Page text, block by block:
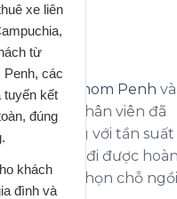
Gòn đi Phnom Penh và
đội ngũ nhân viên đã
hoạt động với tần
chuyến đi được
sớm để chọn chỗ ngồi
xe liên
từ
Penh, các
tuyến kết
đúng
khách
đình và